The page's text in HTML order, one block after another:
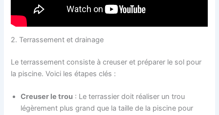
2. Terrassement et drainage
Le terrassement consiste à creuser et préparer le sol pour
la piscine. Voici les étapes clés :
Creuser le trou : Le terrassier doit réaliser un trou
légèrement plus grand que la taille de la piscine pour